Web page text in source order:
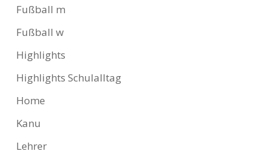
Fußball m
Fußball w
Highlights
Highlights Schulalltag
Home
Kanu
Lehrer